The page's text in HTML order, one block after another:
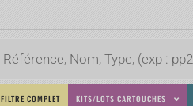
FILTRE COMPLET KITS/LOTS CARTOUCHES